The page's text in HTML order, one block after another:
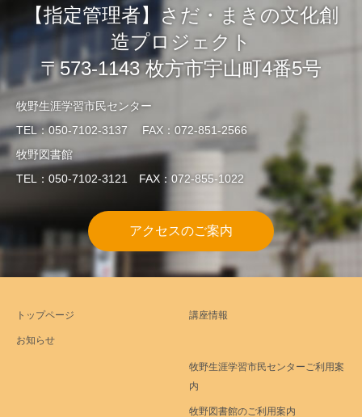
【指定管理者】さだ・まきの文化創
造プロジェクト
〒573-1143 枚方市宇山町4番5号
牧野生涯学習市民センター
TEL：050-7102-3137 FAX：072-851-2566
牧野図書館
TEL：050-7102-3121 FAX：072-855-1022
アクセスのご案内
トップページ
お知らせ
講座情報
牧野生涯学習市民センターご利用案
内
牧野図書館のご利用案内